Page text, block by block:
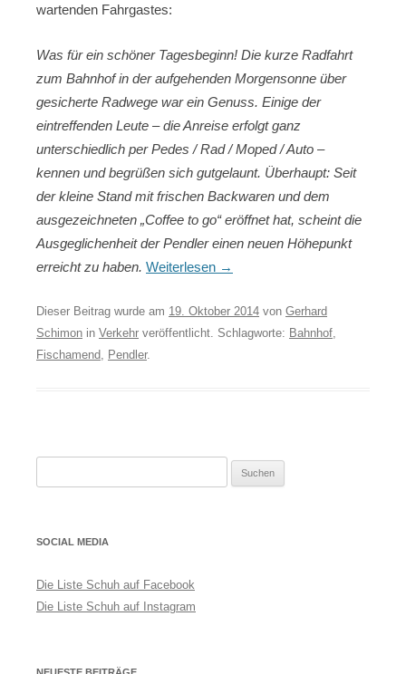
wartenden Fahrgastes:
Was für ein schöner Tagesbeginn! Die kurze Radfahrt
zum Bahnhof in der aufgehenden Morgensonne über
gesicherte Radwege war ein Genuss. Einige der
eintreffenden Leute – die Anreise erfolgt ganz
unterschiedlich per Pedes / Rad / Moped / Auto –
kennen und begrüßen sich gutgelaunt. Überhaupt: Seit
der kleine Stand mit frischen Backwaren und dem
ausgezeichneten „Coffee to go“ eröffnet hat, scheint die
Ausgeglichenheit der Pendler einen neuen Höhepunkt
erreicht zu haben. Weiterlesen →
Dieser Beitrag wurde am 19. Oktober 2014 von Gerhard
Schimon in Verkehr veröffentlicht. Schlagworte: Bahnhof
Fischamend
Pendler.
nach:
SOCIAL MEDIA
Die Liste Schuh auf Facebook
Die Liste Schuh auf Instagram